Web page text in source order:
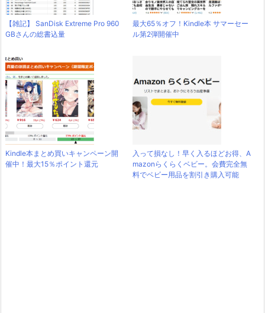
【雑記】 SanDisk Extreme Pro 960
GBさんの総書込量
最大65％オフ！Kindle本 サマーセー
ル第2弾開催中
Kindle本まとめ買いキャンペーン開
催中！最大15％ポイント還元
入って損なし！早く入るほどお得、A
mazonらくらくベビー。会費完全無
料でベビー用品を割引き購入可能